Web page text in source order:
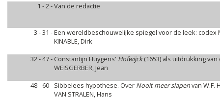
1 - 2 -Van de redactie
3 - 31 -Een wereldbeschouwelijke spiegel voor de leek: codex
KINABLE, Dirk
32 - 47 - Constantijn Huygens' Hofwijck(1653) als uitdrukking
WEISGERBER, Jean
48 - 60 - Sibbelees hypothese. Over Nooit meer slapenvan W.F.
VAN STRALEN, Hans